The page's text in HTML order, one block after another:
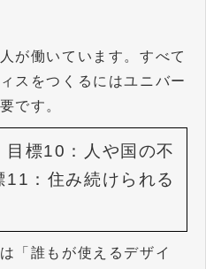
が働いています。すべて
スをつくるにはユニバー
です。
目標10：人や国の不
11：住み続けられる
「誰もが使えるデザイ